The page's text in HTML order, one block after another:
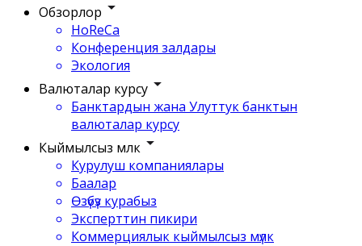
Обзорлор
HoReCa
Конференция залдары
Экология
Валюталар курсу
Банктардын жана Улуттук банктын
валюталар курсу
Кыймылсыз мүлк
Курулуш компаниялары
Баалар
Өзүбүз курабыз
Эксперттин пикири
Коммерциялык кыймылсыз мүлк